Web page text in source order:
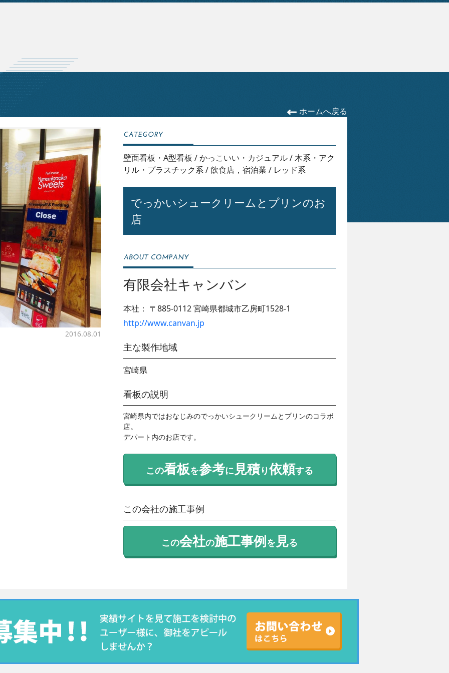
ホームへ戻る
2016.08.01
壁面看板・A型看板 /かっこいい・カジュアル/木系・アク
リル・プラスチック系/飲食店，宿泊業 / レッド系
でっかいシュークリームとプリンのお
店
有限会社キャンバン
本社： 〒885-0112宮崎県都城市乙房町1528-1
http://www.canvan.jp
主な製作地域
宮崎県
看板の説明
宮崎県内ではおなじみのでっかいシュークリームとプリンのコラボ
店。
デパート内のお店です。
この看板を参考に 見積り依頼する
この会社の施工事例
この会社の施工事例を 見る